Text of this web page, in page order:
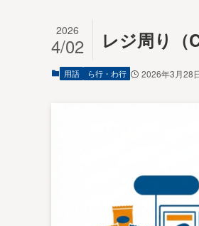
レジ周り（
2026
4/02
用語 ら行・わ行 2026年3月28